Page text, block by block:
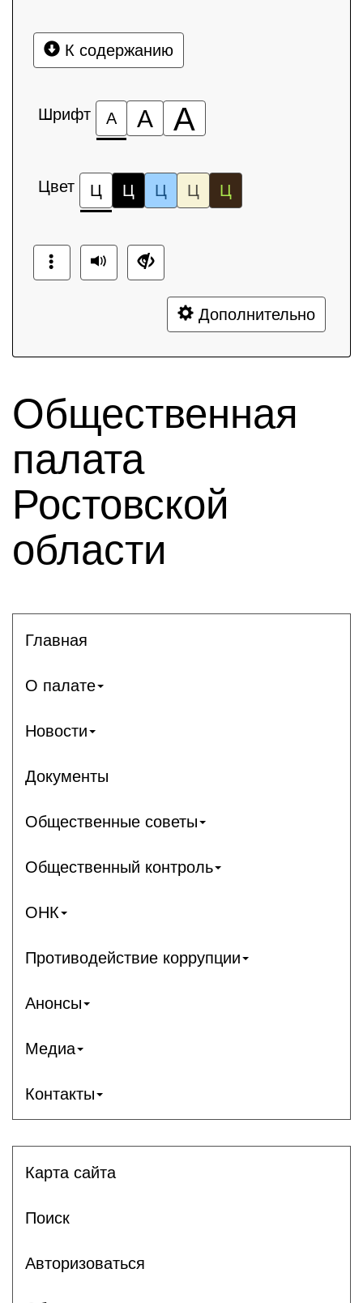
К содержанию
Шрифт А А А
Цвет Ц Ц Ц Ц Ц
Дополнительно
Общественная
палата
Ростовской
области
Главная
О палате
Новости
Документы
Общественные советы
Общественный контроль
ОНК
Противодействие коррупции
Анонсы
Медиа
Контакты
Карта сайта
Поиск
Авторизоваться